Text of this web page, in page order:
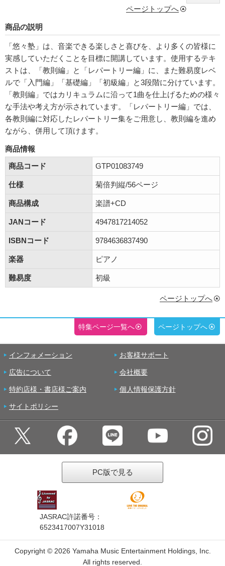
ページトップへ
商品の説明
「悠々塾」は、音楽できる楽しさと喜びを、より多くの皆様に
実感していただくことを目標に開講しています。使用するテキ
ストは、「教則編」と「レパートリー編」に、また難易度レベ
ルで「入門編」「基礎編」「初級編」と3段階に分けています。
「教則編」ではカリキュラムに沿って1曲を仕上げるための様々
な手法や考え方が示されています。「レパートリー編」では、
各教則編に対応したレパートリー集をご用意し、教則編を進め
ながら、併用して頂けます。
商品情報
商品コード
GTP01083749
仕様 菊倍判縦/56ページ
商品構成 楽譜+CD
JANコード 4947817214052
ISBNコード 9784636837490
楽器 ピアノ
難易度 初級
ページトップへ
特集ページ一覧へ ページトップへ
インフォメーション お客様サポート
広告について 会社概要
特約店様・書店様ご案内 個人情報保護方針
サイトポリシー
PC版で見る
JASRAC許諾番号：
6523417007Y31018
Copyright © 2026 Yamaha Music Entertainment Holdings, Inc.
All rights reserved.